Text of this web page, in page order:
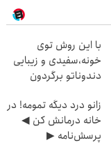
با این روش توی
خونه،سفیدی و زیبایی
دندوناتو برگردون
زانو درد دیگه تمومه! در
خانه درمانش کن ◀
پرسش‌نامه ▶